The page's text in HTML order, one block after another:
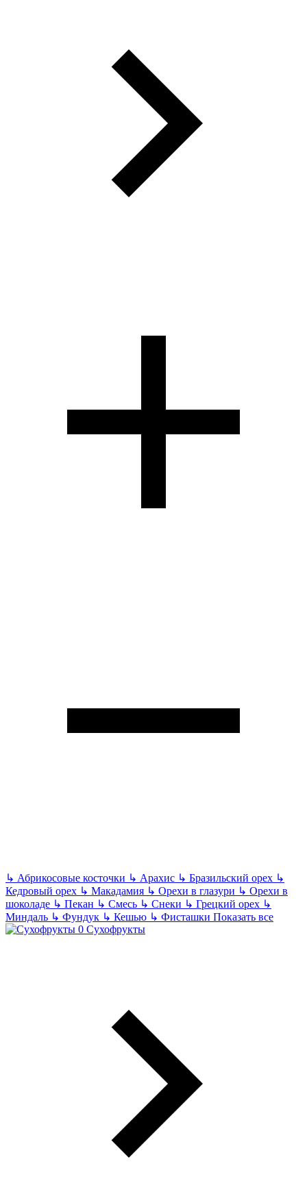
↳ Абрикосовые косточки ↳ Арахис ↳ Бразильский орех ↳
Кедровый орех ↳ Макадамия ↳ Орехи в глазури ↳ Орехи в
шоколаде ↳ Пекан ↳ Смесь ↳ Снеки ↳ Грецкий орех ↳
Миндаль ↳ Фундук ↳ Кешью ↳ Фисташки Показать все
Сухофрукты